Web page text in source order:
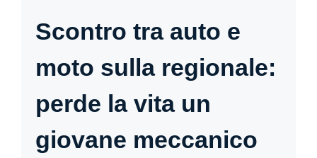
Scontro tra auto e
moto sulla regionale:
perde la vita un
giovane meccanico